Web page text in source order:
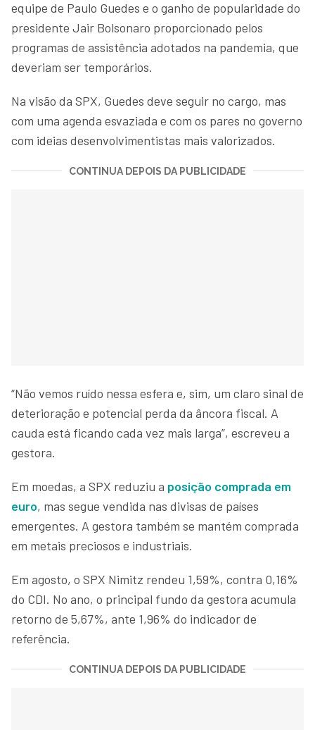
equipe de Paulo Guedes e o ganho de popularidade do
presidente Jair Bolsonaro proporcionado pelos
programas de assistência adotados na pandemia, que
deveriam ser temporários.
Na visão da SPX, Guedes deve seguir no cargo, mas
com uma agenda esvaziada e com os pares no governo
com ideias desenvolvimentistas mais valorizados.
CONTINUA DEPOIS DA PUBLICIDADE
“Não vemos ruído nessa esfera e, sim, um claro sinal de
deterioração e potencial perda da âncora fiscal. A
cauda está ficando cada vez mais larga”, escreveu a
gestora.
Em moedas, a SPX reduziu a posição comprada em
euro, mas segue vendida nas divisas de países
emergentes. A gestora também se mantém comprada
em metais preciosos e industriais.
Em agosto, o SPX Nimitz rendeu 1,59%, contra 0,16%
do CDI. No ano, o principal fundo da gestora acumula
retorno de 5,67%, ante 1,96% do indicador de
referência.
CONTINUA DEPOIS DA PUBLICIDADE